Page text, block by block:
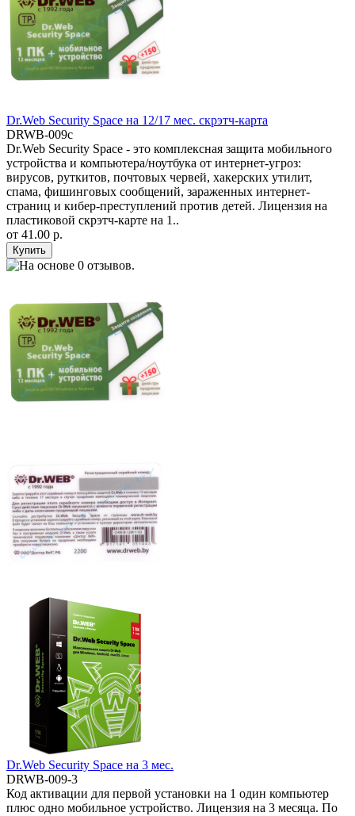
Dr.Web Security Space на 12/17 мес. скрэтч-карта
DRWB-009c
Dr.Web Security Space - это комплексная защита мобильного
устройства и компьютера/ноутбука от интернет-угроз:
вирусов, руткитов, почтовых червей, хакерских утилит,
спама, фишинговых сообщений, зараженных интернет-
страниц и кибер-преступлений против детей. Лицензия на
пластиковой скрэтч-карте на 1..
от 41.00 р.
Dr.Web Security Space на 3 мес.
DRWB-009-3
Код активации для первой установки на 1 один компьютер
плюс одно мобильное устройство. Лицензия на 3 месяца. По